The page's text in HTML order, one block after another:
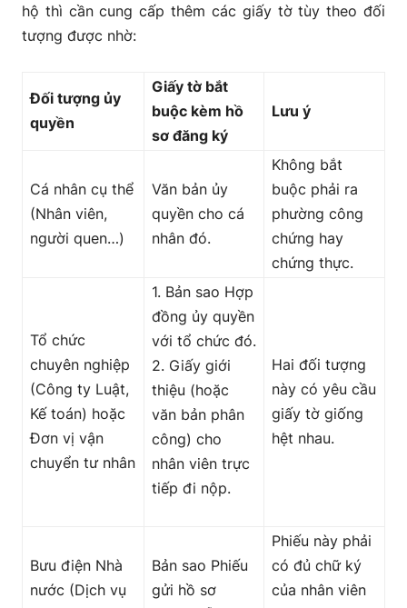
hộ thì cần cung cấp thêm các giấy tờ tùy theo đối
tượng được nhờ:
Đối tượng ủy
quyền
Giấy tờ bắt
buộc kèm hồ
sơ đăng ký
Lưu ý
Cá nhân cụ thể
(Nhân viên,
người quen…)
Văn bản ủy
quyền cho cá
nhân đó.
Không bắt
buộc phải ra
phường công
chứng hay
chứng thực.
Tổ chức
chuyên nghiệp
(Công ty Luật,
Kế toán) hoặc
Đơn vị vận
chuyển tư nhân
1. Bản sao Hợp
đồng ủy quyền
với tổ chức đó.
2. Giấy giới
thiệu (hoặc
văn bản phân
công) cho
nhân viên trực
tiếp đi nộp.
Hai đối tượng
này có yêu cầu
giấy tờ giống
hệt nhau.
Bưu điện Nhà
nước (Dịch vụ
Bản sao Phiếu
gửi hồ sơ
Phiếu này phải
có đủ chữ ký
của nhân viên